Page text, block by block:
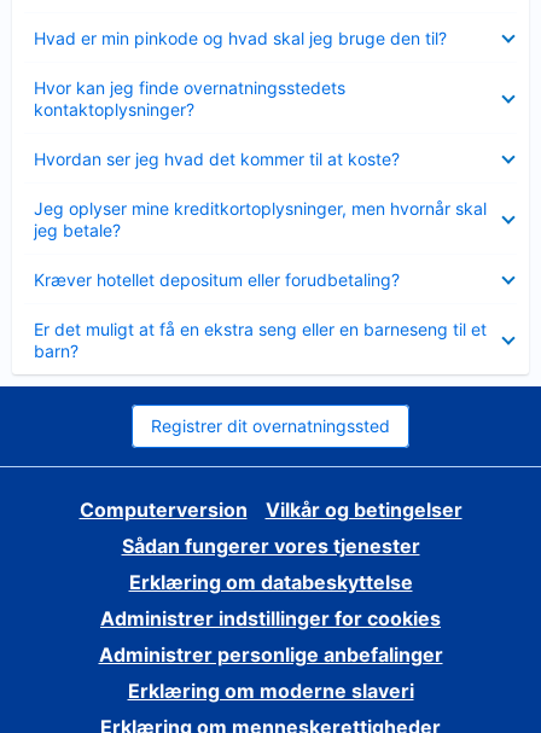
Hvad er min pinkode og hvad skal jeg bruge den til?
Hvor kan jeg finde overnatningsstedets
kontaktoplysninger?
Hvordan ser jeg hvad det kommer til at koste?
Jeg oplyser mine kreditkortoplysninger, men hvornår skal
jeg betale?
Kræver hotellet depositum eller forudbetaling?
Er det muligt at få en ekstra seng eller en barneseng til et
barn?
Registrer dit overnatningssted
Computerversion
Vilkår og betingelser
Sådan fungerer vores tjenester
Erklæring om databeskyttelse
Administrer indstillinger for cookies
Administrer personlige anbefalinger
Erklæring om moderne slaveri
Erklæring om menneskerettigheder